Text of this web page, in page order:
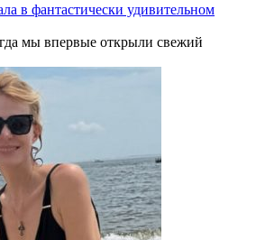
в фантастически удивительном
мы впервые открыли свежий